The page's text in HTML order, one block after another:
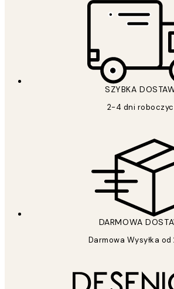
SZYBKA
2-4 dni
DARMOWA
Darmowa Wysyłka od